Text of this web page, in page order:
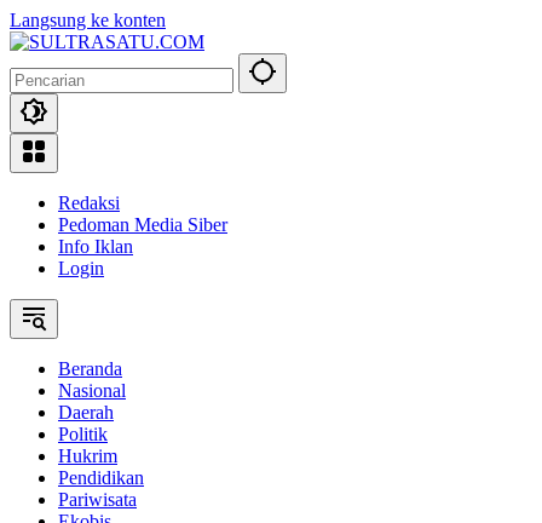
Langsung ke konten
Redaksi
Pedoman Media Siber
Info Iklan
Login
Beranda
Nasional
Daerah
Politik
Hukrim
Pendidikan
Pariwisata